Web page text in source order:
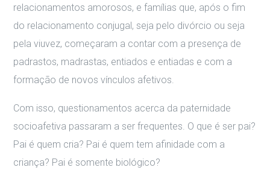
relacionamentos amorosos, e famílias que, após o fim
do relacionamento conjugal, seja pelo divórcio ou seja
pela viuvez, começaram a contar com a presença de
padrastos, madrastas, entiados e entiadas e com a
formação de novos vínculos afetivos.
Com isso, questionamentos acerca da paternidade
socioafetiva passaram a ser frequentes. O que é ser pai?
Pai é quem cria? Pai é quem tem afinidade com a
criança? Pai é somente biológico?